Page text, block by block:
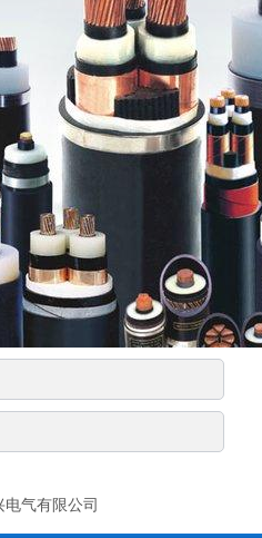
电气有限公司